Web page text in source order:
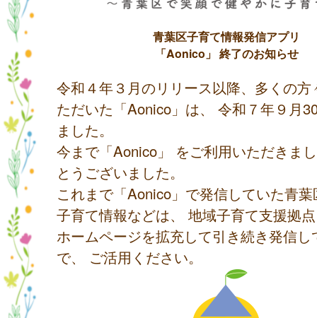
青葉区子育て情報発信アプリ
「Aonico」 終了のお知らせ
令和４年３月のリリース以降、多くの方
ただいた「Aonico」は、 令和７年９月
ました。
今まで「Aonico」 をご利用いただきま
とうございました。
これまで「Aonico」で発信していた青
子育て情報などは、 地域子育て支援拠
ホームページを拡充して引き続き発信し
で、 ご活用ください。